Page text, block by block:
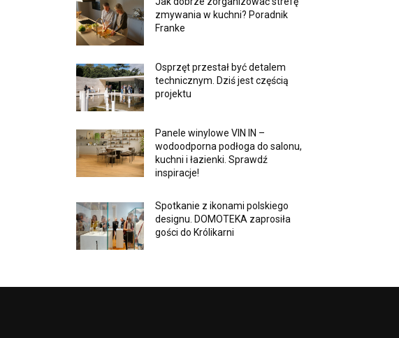
zmywania w kuchni? Poradnik
Franke
Osprzęt przestał być detalem
technicznym. Dziś jest częścią
projektu
Panele winylowe VIN IN –
wodoodporna podłoga do salonu,
kuchni i łazienki. Sprawdź
inspiracje!
Spotkanie z ikonami polskiego
designu. DOMOTEKA zaprosiła
gości do Królikarni